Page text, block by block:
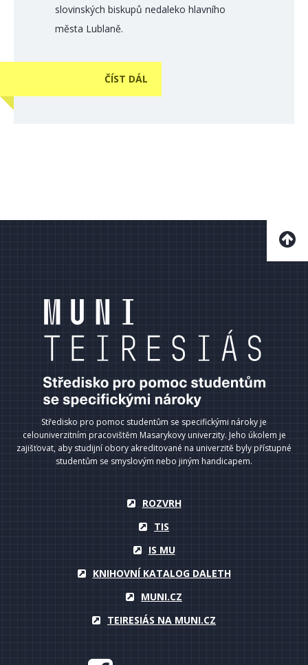
slovinských biskupů nedaleko hlavního
města Lublaně.
ČÍST DÁL
Středisko pro pomoc studentům se specifickými nároky je
celouniverzitním pracovištěm Masarykovy univerzity. Jeho úkolem je
zajišťovat, aby studijní obory akreditované na univerzitě byly přístupné
studentům se smyslovým nebo jiným handicapem.
ROZVRH
TIS
IS MU
KNIHOVNÍ KATALOG DALETH
MUNI.CZ
TEIRESIÁS NA MUNI.CZ